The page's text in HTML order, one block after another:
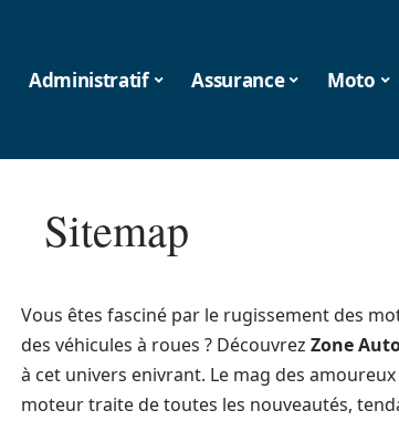
Administratif Assurance Moto
Sitemap
Vous êtes fasciné par le rugissement des
des véhicules à roues ? Découvrez Zone
à cet univers enivrant. Le mag des
moteur traite de toutes les nouveautés,